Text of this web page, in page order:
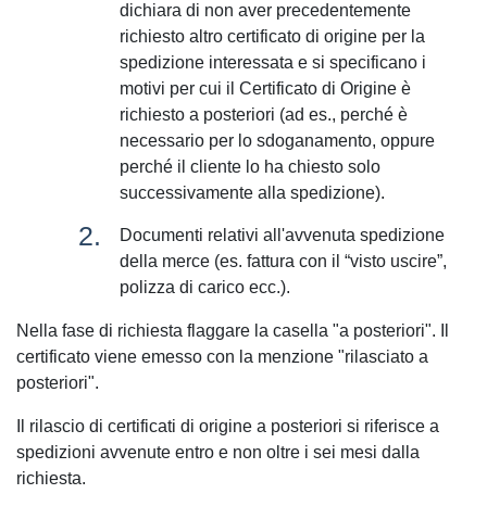
dichiara di non aver precedentemente
richiesto altro certificato di origine per la
spedizione interessata e si specificano i
motivi per cui il Certificato di Origine è
richiesto a posteriori (ad es., perché è
necessario per lo sdoganamento, oppure
perché il cliente lo ha chiesto solo
successivamente alla spedizione).
Documenti relativi all'avvenuta spedizione
della merce (es. fattura con il “visto uscire”,
polizza di carico ecc.).
Nella fase di richiesta flaggare la casella "a posteriori". Il
certificato viene emesso con la menzione "rilasciato a
posteriori".
Il rilascio di certificati di origine a posteriori si riferisce a
spedizioni avvenute entro e non oltre i sei mesi dalla
richiesta.